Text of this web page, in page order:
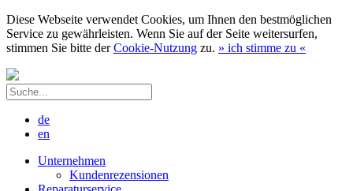
Diese Webseite verwendet Cookies, um Ihnen den bestmöglichen
Service zu gewährleisten. Wenn Sie auf der Seite weitersurfen,
stimmen Sie bitte derCookie-Nutzung zu. » ich stimme zu «
de
en
Unternehmen
Kundenrezensionen